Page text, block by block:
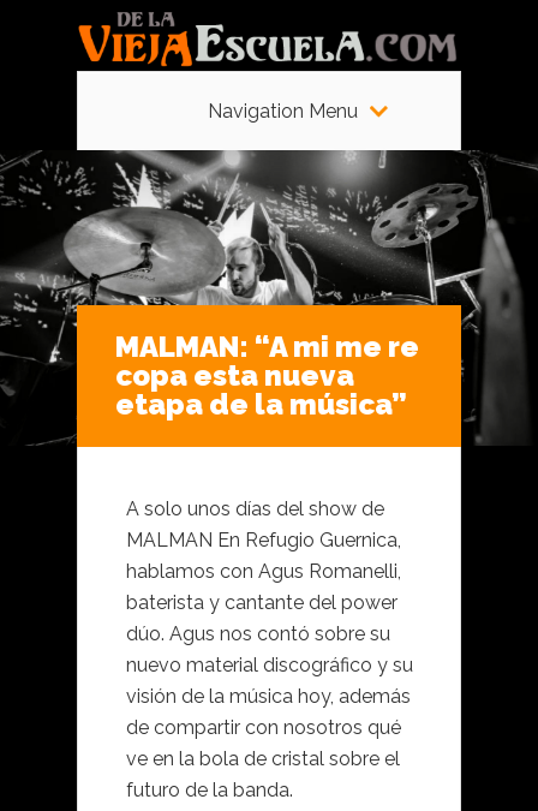
Navigation Menu
MALMAN: “A mi me re
copa esta nueva
etapa de la música”
A solo unos días del show de
MALMAN En Refugio Guernica,
hablamos con Agus Romanelli,
baterista y cantante del power
dúo. Agus nos contó sobre su
nuevo material discográfico y su
visión de la música hoy, además
de compartir con nosotros qué
ve en la bola de cristal sobre el
futuro de la banda.